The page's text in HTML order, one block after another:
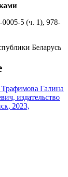
5 (ч. 1), 978-
Беларусь